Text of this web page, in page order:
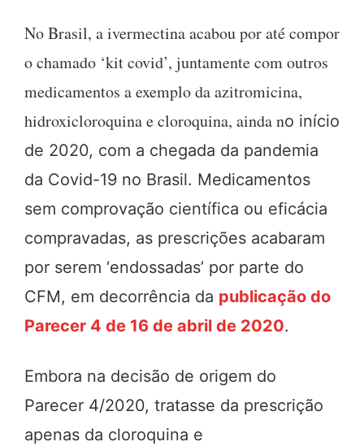
No Brasil, a ivermectina acabou por até compor
o chamado ‘kit covid’, juntamente com outros
medicamentos a exemplo da azitromicina,
hidroxicloroquina e cloroquina, ainda no início
de 2020, com a chegada da pandemia
da Covid-19 no Brasil. Medicamentos
sem comprovação científica ou eficácia
compravadas, as prescrições acabaram
por serem ‘endossadas’ por parte do
CFM, em decorrência da publicação do
Parecer 4 de 16 de abril de 2020.
Embora na decisão de origem do
Parecer 4/2020, tratasse da prescrição
apenas da cloroquina e